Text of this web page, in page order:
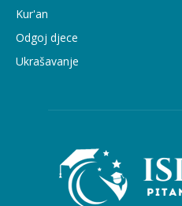
Kur'an
Odgoj djece
Ukrašavanje